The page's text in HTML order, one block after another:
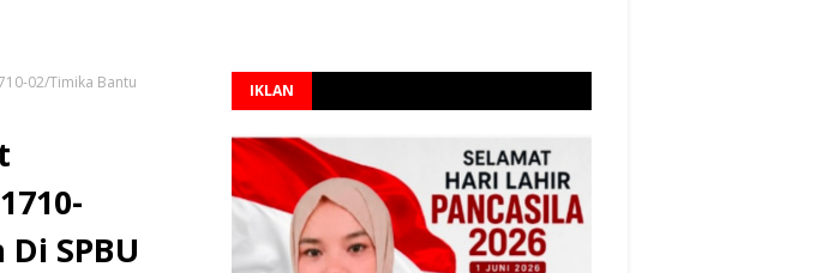
02/Timika Bantu
SPBU
IKLAN